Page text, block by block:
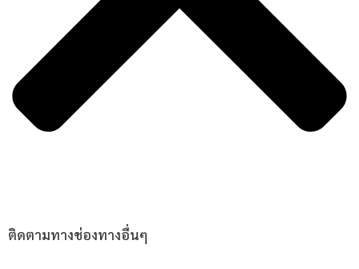
ติดตามทางช่องทางอื่นๆ